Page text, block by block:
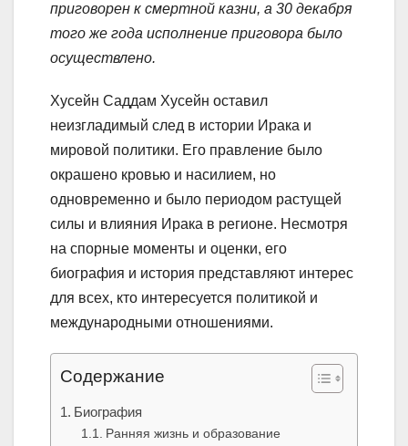
приговорен к смертной казни, а 30 декабря
того же года исполнение приговора было
осуществлено.
Хусейн Саддам Хусейн оставил
неизгладимый след в истории Ирака и
мировой политики. Его правление было
окрашено кровью и насилием, но
одновременно и было периодом растущей
силы и влияния Ирака в регионе. Несмотря
на спорные моменты и оценки, его
биография и история представляют интерес
для всех, кто интересуется политикой и
международными отношениями.
Содержание
Биография
Ранняя жизнь и образование